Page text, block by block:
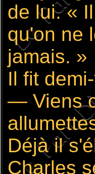
de lui. «
qu'on ne
jamais. »
Il fit
— Viens
Déjà il
Charles